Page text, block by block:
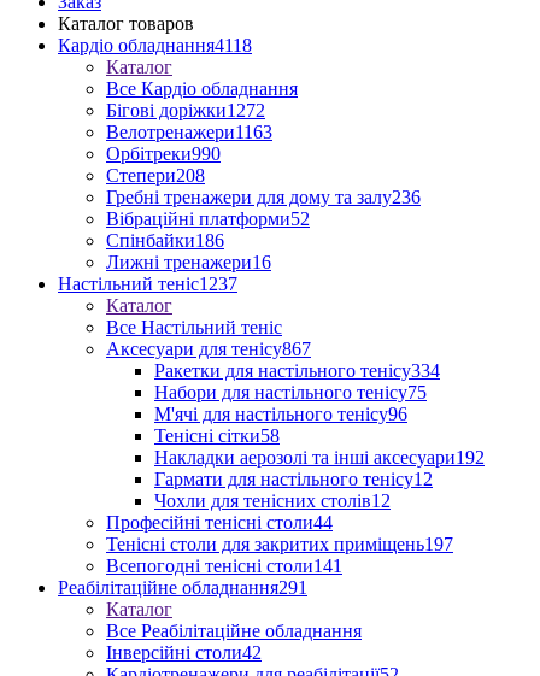
Каталог товаров
Кардіо обладнання4118
Каталог
Все Кардіо обладнання
Бігові доріжки1272
Велотренажери1163
Орбітреки990
Степери208
Гребні тренажери для дому та залу236
Вібраційні платформи52
Спінбайки186
Лижні тренажери16
Настільний теніс1237
Каталог
Все Настільний теніс
Аксесуари для тенісу867
Ракетки для настільного тенісу334
Набори для настільного тенісу75
М'ячі для настільного тенісу96
Тенісні сітки58
Накладки аерозолі та інші аксесуари192
Гармати для настільного тенісу12
Чохли для тенісних столів12
Професійні тенісні столи44
Тенісні столи для закритих приміщень197
Всепогодні тенісні столи141
Реабілітаційне обладнання291
Каталог
Все Реабілітаційне обладнання
Інверсійні столи42